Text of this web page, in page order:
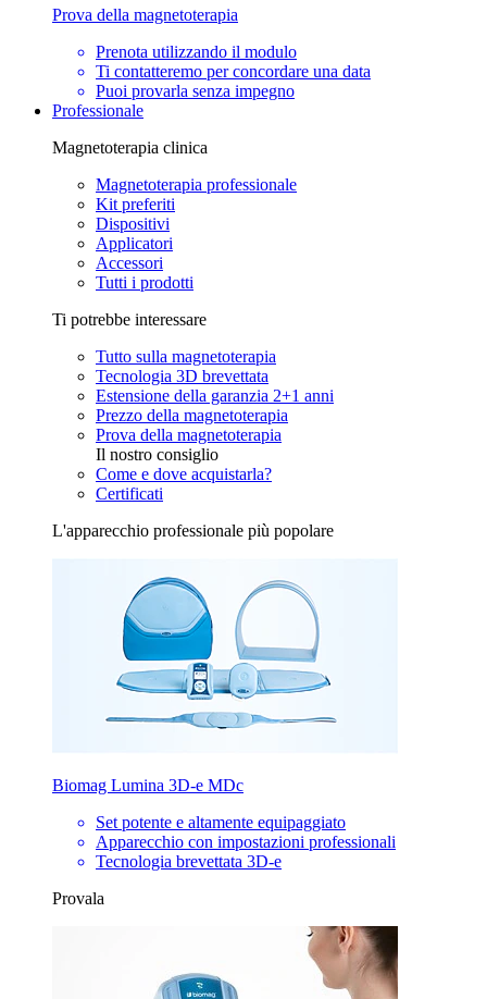
Prova della magnetoterapia
Prenota utilizzando il modulo
Ti contatteremo per concordare una data
Puoi provarla senza impegno
Professionale
Magnetoterapia clinica
Magnetoterapia professionale
Kit preferiti
Dispositivi
Applicatori
Accessori
Tutti i prodotti
Ti potrebbe interessare
Tutto sulla magnetoterapia
Tecnologia 3D brevettata
Estensione della garanzia 2+1 anni
Prezzo della magnetoterapia
Prova della magnetoterapia
Il nostro consiglio
Come e dove acquistarla?
Certificati
L'apparecchio professionale più popolare
Biomag Lumina 3D-e MDc
Set potente e altamente equipaggiato
Apparecchio con impostazioni professionali
Tecnologia brevettata 3D-e
Provala